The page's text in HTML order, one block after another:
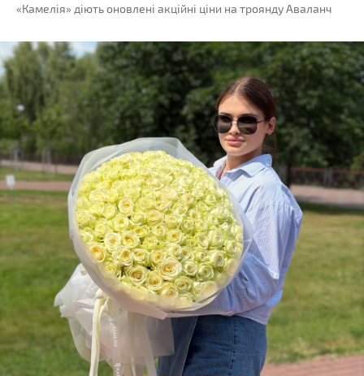
«Камелія» діють оновлені акційні ціни на троянду Аваланч